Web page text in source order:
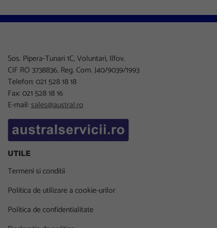
Sos. Pipera-Tunari 1C, Voluntari, Ilfov.
CIF RO 3738836, Reg. Com. J40/9039/1993
Telefon: 021 528 18 18
Fax: 021 528 18 16
E-mail:sales@austral.ro
UTILE
Termeni si conditii
Politica de utilizare a cookie-urilor
Politica de confidentialitate